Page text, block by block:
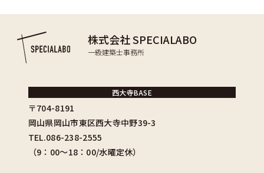
株式会社 SPECIALABO
一級建築士事務所
西大寺BASE
〒704-8191
岡山県岡山市東区西大寺中野39-3
TEL.086-238-2555
（9：00〜18：00/水曜定休）